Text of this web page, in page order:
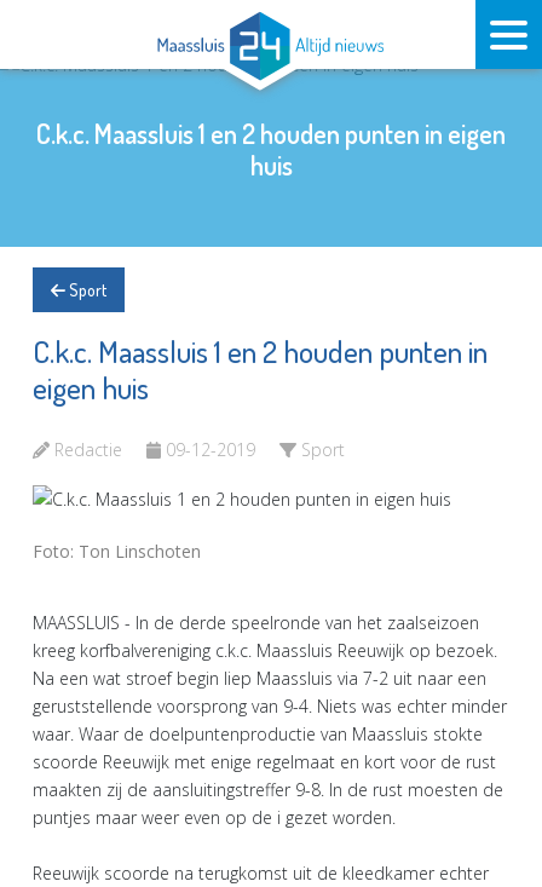
C.k.c. Maassluis 1 en 2 houden punten in eigen
huis
Sport
C.k.c. Maassluis 1 en 2 houden punten in
eigen huis
Redactie 09-12-2019 Sport
Foto: Ton Linschoten
MAASSLUIS - In de derde speelronde van het zaalseizoen
kreeg korfbalvereniging c.k.c. Maassluis Reeuwijk op bezoek.
Na een wat stroef begin liep Maassluis via 7-2 uit naar een
geruststellende voorsprong van 9-4. Niets was echter minder
waar. Waar de doelpuntenproductie van Maassluis stokte
scoorde Reeuwijk met enige regelmaat en kort voor de rust
maakten zij de aansluitingstreffer 9-8. In de rust moesten de
puntjes maar weer even op de i gezet worden.
Reeuwijk scoorde na terugkomst uit de kleedkamer echter